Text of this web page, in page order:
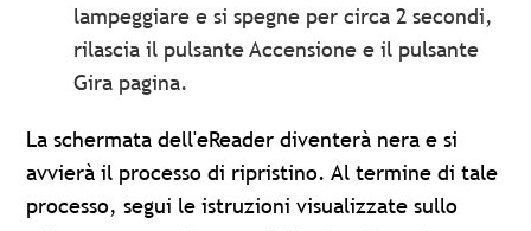
lampeggiare e si spegne per circa 2 secondi,
rilascia il pulsante Accensione e il pulsante
Gira pagina.
La schermata dell'eReader diventerà nera e si
avvierà il processo di ripristino. Al termine di tale
processo, segui le istruzioni visualizzate sullo